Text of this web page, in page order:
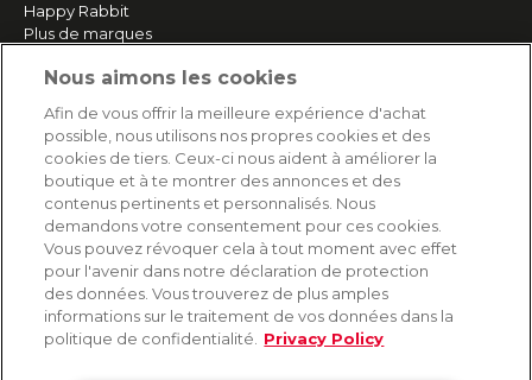
Happy Rabbit
Plus de marques
SERVICE
Livraison rapide et gratuite
Retours & remboursements
Paiement sécurisé
AIDE
Contact
Nous aimons les cookies
Afin de vous offrir la meilleure expérience d'achat
possible, nous utilisons nos propres cookies et des
cookies de tiers. Ceux-ci nous aident à améliorer la
boutique et à te montrer des annonces et des
contenus pertinents et personnalisés. Nous
demandons votre consentement pour ces cookies.
Vous pouvez révoquer cela à tout moment avec effet
pour l'avenir dans notre déclaration de protection
des données. Vous trouverez de plus amples
informations sur le traitement de vos données dans la
politique de confidentialité.
Privacy Policy